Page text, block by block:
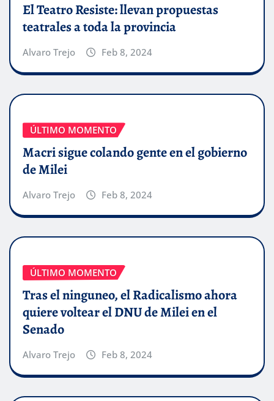
El Teatro Resiste: llevan propuestas
teatrales a toda la provincia
Alvaro Trejo Feb 8, 2024
ÚLTIMO MOMENTO
Macri sigue colando gente en el gobierno
de Milei
Alvaro Trejo Feb 8, 2024
ÚLTIMO MOMENTO
Tras el ninguneo, el Radicalismo ahora
quiere voltear el DNU de Milei en el
Senado
Alvaro Trejo Feb 8, 2024